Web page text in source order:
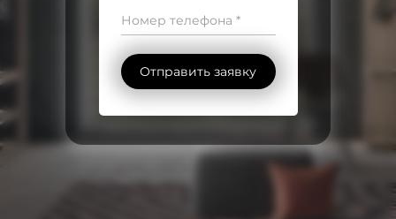
Номер телефона *
Отправить заявку